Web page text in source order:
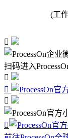
(工

扫码进入



